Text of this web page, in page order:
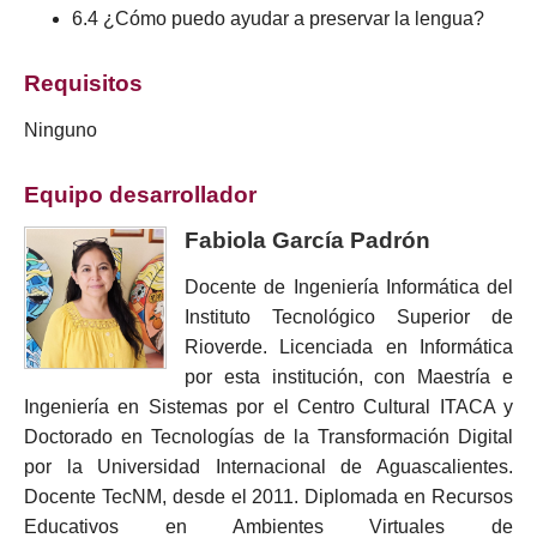
6.4 ¿Cómo puedo ayudar a preservar la lengua?
Requisitos
Ninguno
Equipo desarrollador
Fabiola García Padrón
Docente de Ingeniería Informática del
Instituto Tecnológico Superior de
Rioverde. Licenciada en Informática
por esta institución, con Maestría e
Ingeniería en Sistemas por el Centro Cultural ITACA y
Doctorado en Tecnologías de la Transformación Digital
por la Universidad Internacional de Aguascalientes.
Docente TecNM, desde el 2011. Diplomada en Recursos
Educativos en Ambientes Virtuales de